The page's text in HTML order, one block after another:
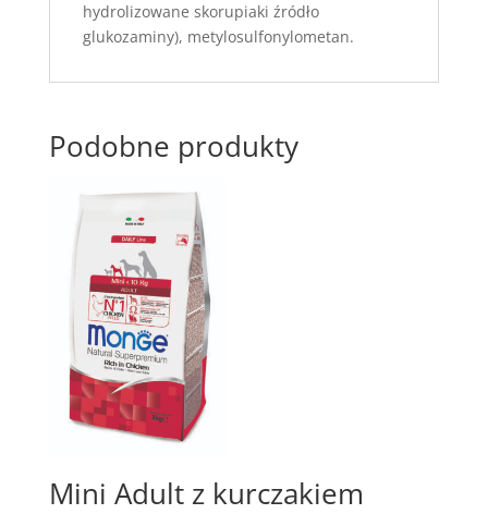
hydrolizowane skorupiaki źródło
glukozaminy), metylosulfonylometan.
Podobne produkty
Mini Adult z kurczakiem